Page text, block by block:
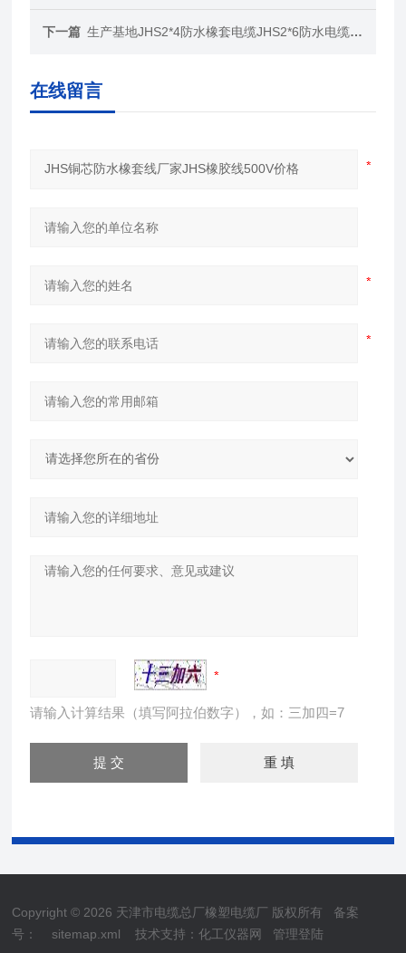
下一篇 生产基地JHS2*4防水橡套电缆JHS2*6防水电缆线价格
在线留言
请输入计算结果（填写阿拉伯数字），如：三加四=7
Copyright © 2026 天津市电缆总厂橡塑电缆厂 版权所有 备案
号：
sitemap.xml 技术支持：化工仪器网 管理登陆